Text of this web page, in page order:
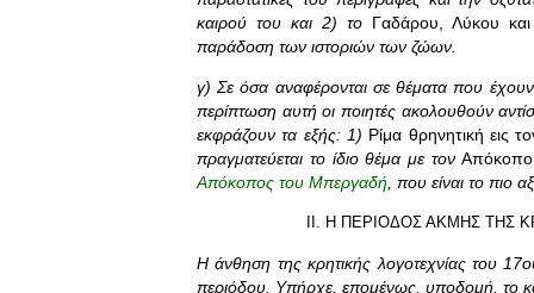
καιρού του και 2) το Γαδάρου, Λύκου και
παράδοση των ιστοριών των ζώων.
γ) Σε όσα αναφέρονται σε θέματα που
περίπτωση αυτή οι ποιητές ακολουθούν
εκφράζουν τα εξής: 1) Ρίμα θρηνητική εις
πραγματεύεται το ίδιο θέμα με τον
Απόκοπος του Μπεργαδή, που είναι το πιο
II. Η ΠΕΡΙΟΔΟΣ ΑΚΜΗΣ ΤΗΣ
Η άνθηση της κρητικής λογοτεχνίας του
περιόδου. Υπήρχε, επομένως, υποδομή, το